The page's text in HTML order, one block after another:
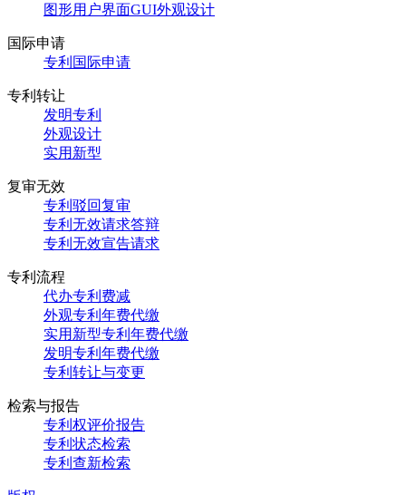
图形用户界面GUI外观设计
国际申请
专利国际申请
专利转让
发明专利
外观设计
实用新型
复审无效
专利驳回复审
专利无效请求答辩
专利无效宣告请求
专利流程
代办专利费减
外观专利年费代缴
实用新型专利年费代缴
发明专利年费代缴
专利转让与变更
检索与报告
专利权评价报告
专利状态检索
专利查新检索